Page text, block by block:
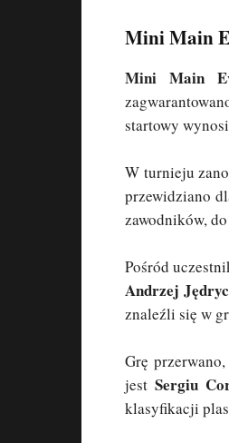
Mini Main
Mini Main
startowy
W turnieju
przewidziano
zawodników,
Pośród
Andrzej
znaleźli się w
Grę
jest Sergiu
klasyfikacji